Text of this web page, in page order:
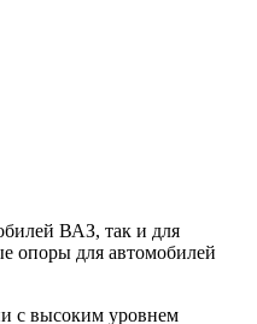
ВАЗ, так и для
опоры для автомобилей
с высоким уровнем